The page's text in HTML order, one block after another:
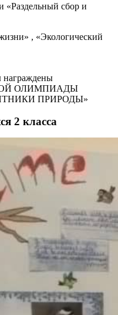
«Раздельный сбор и
, «Экологический
награждены
ОЛИМПИАДЫ
ПРИРОДЫ»
2 класса